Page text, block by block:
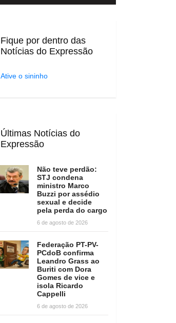
Fique por dentro das
Notícias do Expressão
Ative o sininho
Últimas Notícias do
Expressão
Não teve perdão:
STJ condena
ministro Marco
Buzzi por assédio
sexual e decide
pela perda do cargo
6 de agosto de 2026
Federação PT-PV-
PCdoB confirma
Leandro Grass ao
Buriti com Dora
Gomes de vice e
isola Ricardo
Cappelli
6 de agosto de 2026